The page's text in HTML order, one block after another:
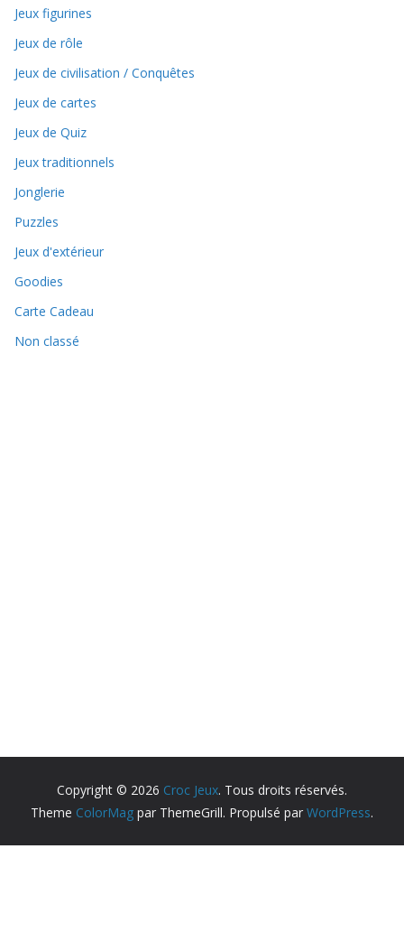
Jeux figurines
Jeux de rôle
Jeux de civilisation / Conquêtes
Jeux de cartes
Jeux de Quiz
Jeux traditionnels
Jonglerie
Puzzles
Jeux d'extérieur
Goodies
Carte Cadeau
Non classé
Copyright © 2026 Croc Jeux. Tous droits réservés.
Theme ColorMag par ThemeGrill. Propulsé par WordPress.